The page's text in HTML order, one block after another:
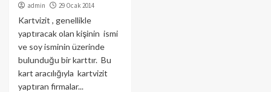
admin 29 Ocak 2014
Kartvizit , genellikle
yaptıracak olan kişinin ismi
ve soy isminin üzerinde
bulunduğu bir karttır. Bu
kart aracılığıyla kartvizit
yaptıran firmalar...